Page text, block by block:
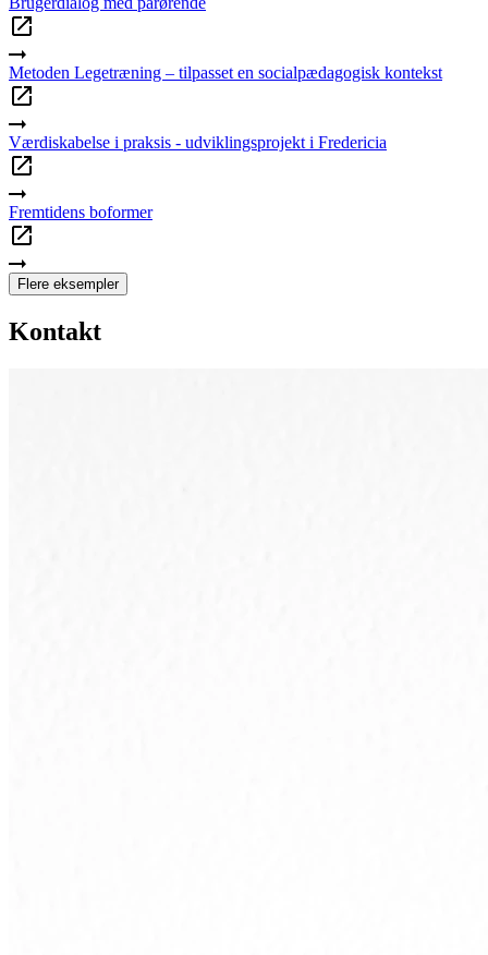
Metoden Legetræning – tilpasset en socialpædagogisk kontekst
Værdiskabelse i praksis - udviklingsprojekt i Fredericia
Fremtidens boformer
Flere eksempler
Kontakt